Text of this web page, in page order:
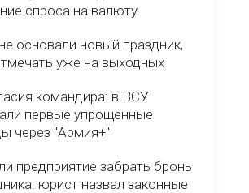
спроса на валюту
основали новый праздник,
уже на выходных
командира: в ВСУ
первые упрощенные
через "Армия+"
предприятие забрать бронь
юрист назвал законные